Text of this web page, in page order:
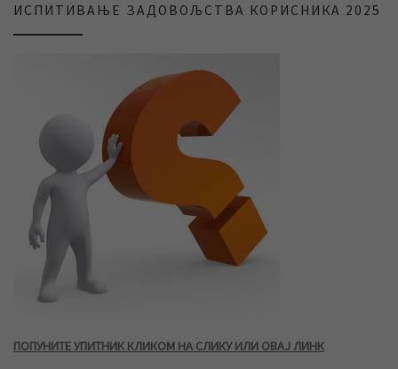
ИСПИТИВАЊЕ ЗАДОВОЉСТВА КОРИСНИКА 2025
ПОПУНИТЕ УПИТНИК КЛИКОМ НА СЛИКУ ИЛИ ОВАЈ ЛИНК